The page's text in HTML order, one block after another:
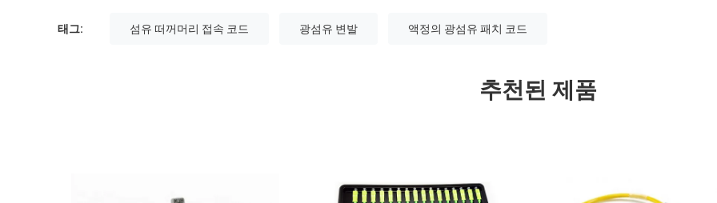
태그: 섬유 떠꺼머리 접속 코드 광섬유 변발 액정의 광섬유 패치 코드
추천된 제품